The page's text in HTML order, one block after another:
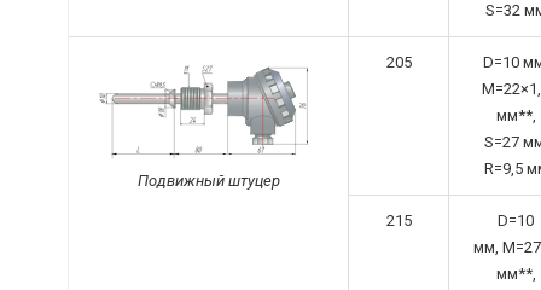
S=32
Подвижный штуцер
205
D=10
мм**,
S=27
R=9,5
215
D=10
мм,
мм**,